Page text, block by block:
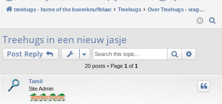
lin
ks
m
s
treehugs - home of the boomknuffelaar
Treehugs
Over Treehugs - vragen en ideeën
h
Treehugs in een nieuw jasje
Post Reply Search
20 posts • Page 1 of 1
Tamil
Site Admin